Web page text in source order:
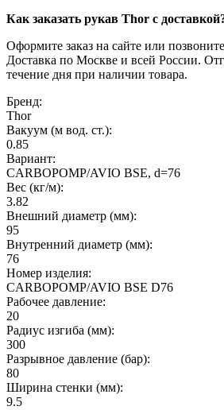
Как заказать рукав Thor с
Оформите заказ на сайте или
Доставка по Москве и всей России.
течение дня при наличии товара.
Бренд:
Thor
Вакуум (м вод. ст.):
0.85
Вариант:
CARBOPOMP/AVIO BSE, d=76
Вес (кг/м):
3.82
Внешний диаметр (мм):
95
Внутренний диаметр (мм):
76
Номер изделия:
CARBOPOMP/AVIO BSE D76
Рабочее давление:
20
Радиус изгиба (мм):
300
Разрывное давление (бар):
80
Ширина стенки (мм):
9.5